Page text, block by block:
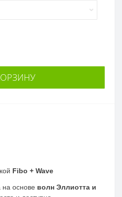
Fibo + Wave
на основе волн Эллиотта и